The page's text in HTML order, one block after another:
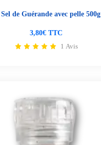
Sel de Guérande avec pelle 500g
3,80€ TTC
1 Avis